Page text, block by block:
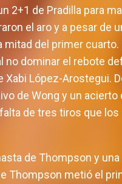
2+1 de Pradilla para
el aro y a pesar de
mitad del primer
no dominar el rebote
López-Arostegui.
de Wong y un
de tres tiros que
de Thompson y
Thompson metió el